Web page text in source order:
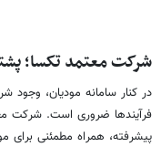
شرکت معتمد تکسا؛
در کنار سامانه مودیان،
فرآیندها ضروری است. شرکت
پیشرفته، همراه مطمئنی برای